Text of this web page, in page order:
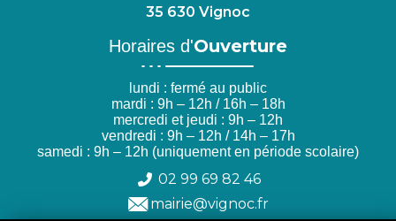
35 630 Vignoc
Horaires d'Ouverture
lundi : fermé au public
mardi : 9h – 12h / 16h – 18h
mercredi et jeudi : 9h – 12h
vendredi : 9h – 12h / 14h – 17h
samedi : 9h – 12h (uniquement en période scolaire)
02 99 69 82 46
mairie@vignoc.fr